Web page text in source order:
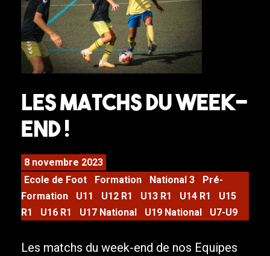
Les matchs du week-
end !
8 novembre 2023
Ecole de Foot
Formation National 3
Pré-
Formation
U11 U12 R1 U13 R1 U14 R1
U15
R1
U16 R1 U17 National U19 National U7-U9
Les matchs du week-end de nos Equipes